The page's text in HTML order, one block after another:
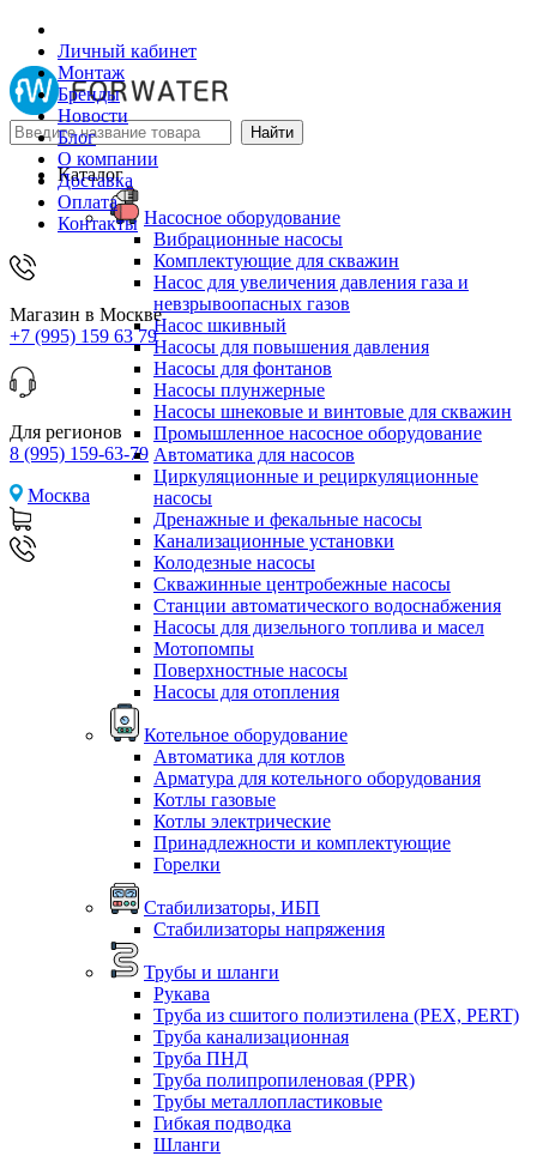
Личный кабинет
Монтаж
Бренды
Новости
Блог
О компании
Доставка
Оплата
Контакты
Магазин в Москве
+7 (995) 159 63 79
Для регионов
8 (995) 159-63-79
Москва
Каталог
Насосное оборудование
Вибрационные насосы
Комплектующие для скважин
Насос для увеличения давления газа и
невзрывоопасных газов
Насос шкивный
Насосы для повышения давления
Насосы для фонтанов
Насосы плунжерные
Насосы шнековые и винтовые для скважин
Промышленное насосное оборудование
Автоматика для насосов
Циркуляционные и рециркуляционные
насосы
Дренажные и фекальные насосы
Канализационные установки
Колодезные насосы
Скважинные центробежные насосы
Станции автоматического водоснабжения
Насосы для дизельного топлива и масел
Мотопомпы
Поверхностные насосы
Насосы для отопления
Котельное оборудование
Автоматика для котлов
Арматура для котельного оборудования
Котлы газовые
Котлы электрические
Принадлежности и комплектующие
Горелки
Стабилизаторы, ИБП
Стабилизаторы напряжения
Трубы и шланги
Рукава
Труба из сшитого полиэтилена (PEX, PERT)
Труба канализационная
Труба ПНД
Труба полипропиленовая (PPR)
Трубы металлопластиковые
Гибкая подводка
Шланги